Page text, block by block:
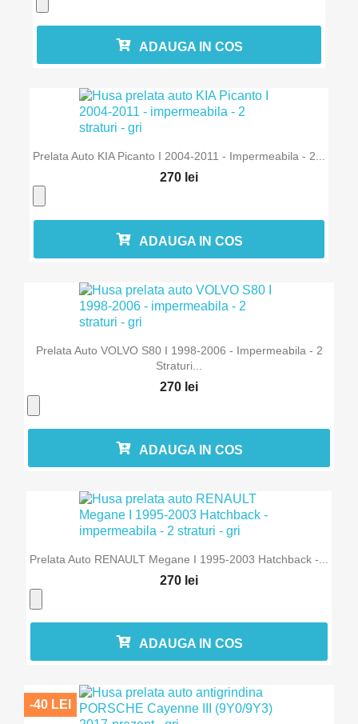
ADAUGA IN COS
Prelata Auto KIA Picanto I 2004-2011 - Impermeabila - 2...
270 lei
ADAUGA IN COS
Prelata Auto VOLVO S80 I 1998-2006 - Impermeabila - 2
Straturi...
270 lei
ADAUGA IN COS
Prelata Auto RENAULT Megane I 1995-2003 Hatchback -...
270 lei
ADAUGA IN COS
-40 LEI